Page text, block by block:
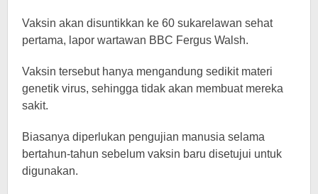
Vaksin akan disuntikkan ke 60 sukarelawan sehat
pertama, lapor wartawan BBC Fergus Walsh.
Vaksin tersebut hanya mengandung sedikit materi
genetik virus, sehingga tidak akan membuat mereka
sakit.
Biasanya diperlukan pengujian manusia selama
bertahun-tahun sebelum vaksin baru disetujui untuk
digunakan.